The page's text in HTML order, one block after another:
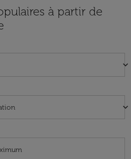
à partir de
keyboard_arrow_down
keyboard_arrow_down